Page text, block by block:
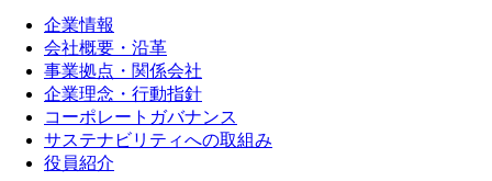
企業情報
会社概要・沿革
事業拠点・関係会社
企業理念・行動指針
コーポレートガバナンス
サステナビリティへの取組み
役員紹介